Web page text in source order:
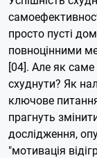
просто пусті
повноцінними
[04]. Але як
схуднути? Як
ключове
прагнуть
дослідження,
"мотивація